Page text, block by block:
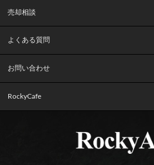
売却相談
よくある質問
お問い合わせ
RockyCafe